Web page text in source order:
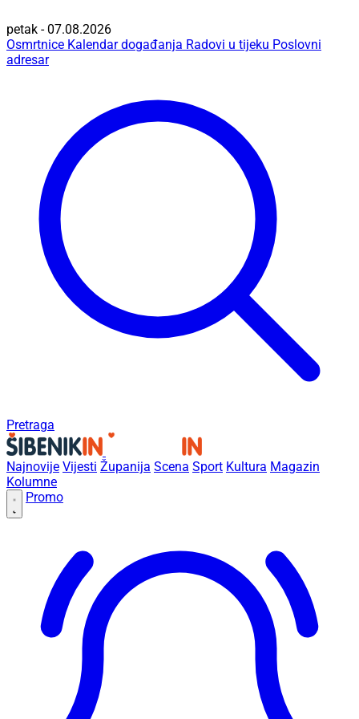
petak - 07.08.2026
Osmrtnice Kalendar događanja Radovi u tijeku Poslovni
adresar
Pretraga
Najnovije Vijesti Županija Scena Sport Kultura Magazin
Kolumne
Promo